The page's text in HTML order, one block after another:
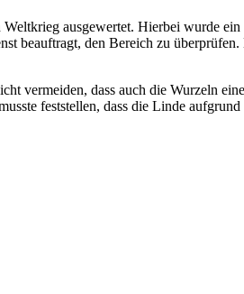
ausgewertet. Hierbei wurde
beauftragt, den Bereich zu
vermeiden, dass auch die Wurzeln
feststellen, dass die Linde